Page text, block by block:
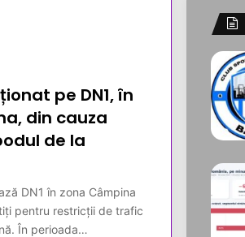
pe DN1, în
din cauza
de la
DN1 în zona Câmpina
pentru restricții de trafic
În perioada…